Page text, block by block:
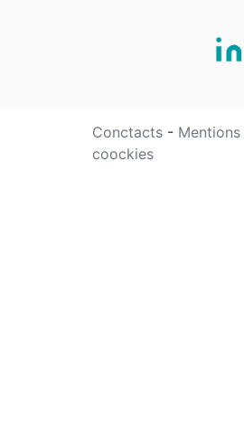
Conctacts -
coockies